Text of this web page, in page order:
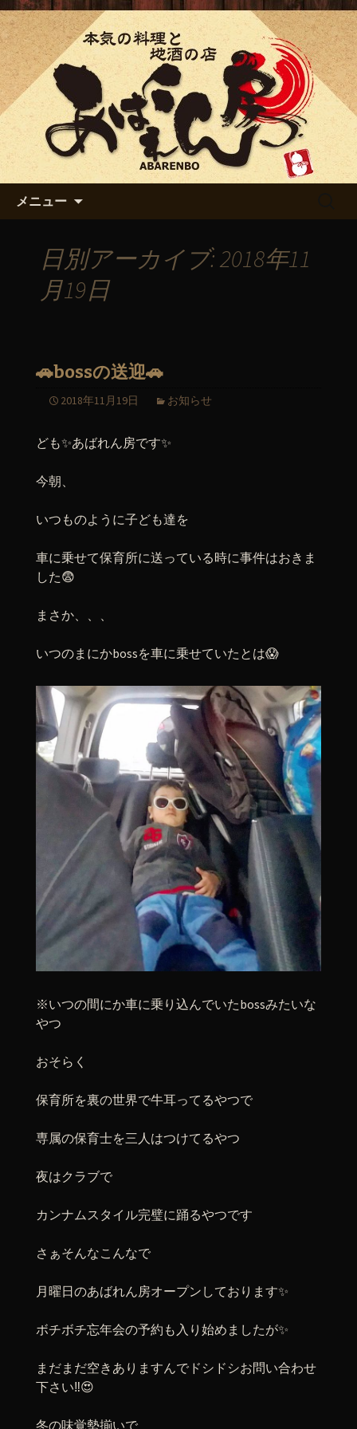
「あばれん房」からのお知ら
せ
「あばれん房」の最新情報
メニュー
日別アーカイブ: 2018年11
月19日
🚗bossの送迎🚗
2018年11月19日 お知らせ
ども✨あばれん房です✨
今朝、
いつものように子ども達を
車に乗せて保育所に送っている時に事件はおきま
した😨
まさか、、、
いつのまにかbossを車に乗せていたとは😱
※いつの間にか車に乗り込んでいたbossみたいな
やつ
おそらく
保育所を裏の世界で牛耳ってるやつで
専属の保育士を三人はつけてるやつ
夜はクラブで
カンナムスタイル完璧に踊るやつです
さぁそんなこんなで
月曜日のあばれん房オープンしております✨
ボチボチ忘年会の予約も入り始めましたが✨
まだまだ空きありますんでドシドシお問い合わせ
下さい‼️😍
冬の味覚勢揃いで